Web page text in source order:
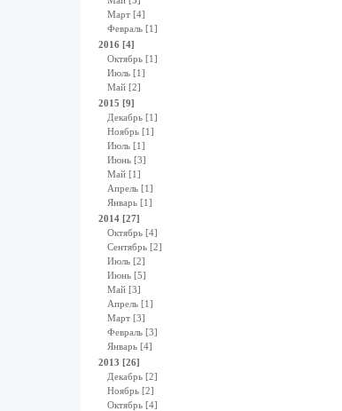
Март [4]
Февраль [1]
2016 [4]
Октябрь [1]
Июль [1]
Май [2]
2015 [9]
Декабрь [1]
Ноябрь [1]
Июль [1]
Июнь [3]
Май [1]
Апрель [1]
Январь [1]
2014 [27]
Октябрь [4]
Сентябрь [2]
Июль [2]
Июнь [5]
Май [3]
Апрель [1]
Март [3]
Февраль [3]
Январь [4]
2013 [26]
Декабрь [2]
Ноябрь [2]
Октябрь [4]